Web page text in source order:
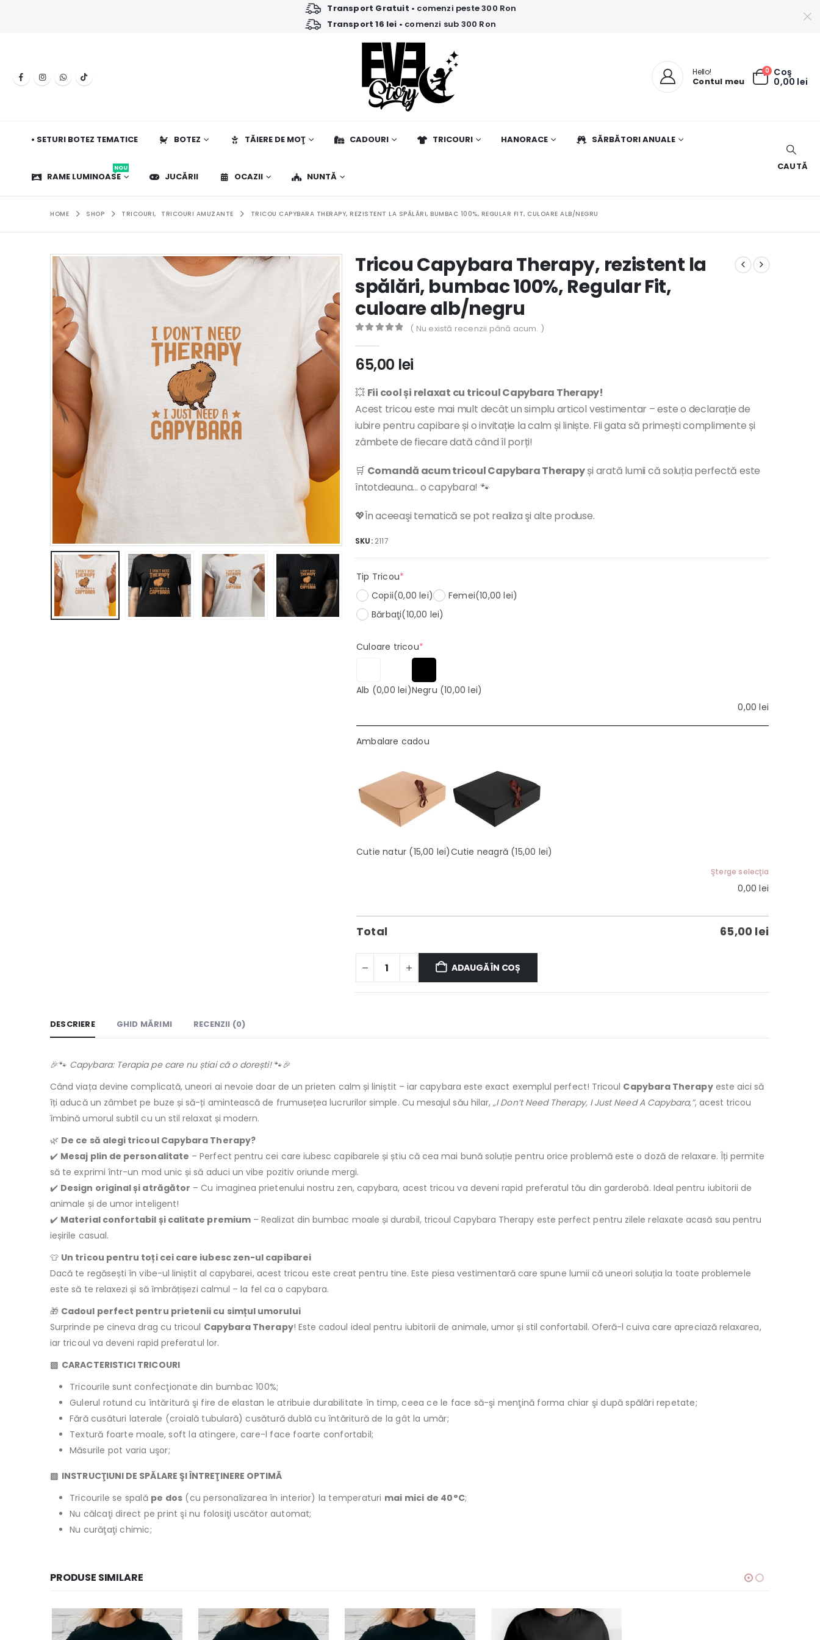
Transport Gratuit • comenzi peste 300 Ron
Transport 16 lei • comenzi sub 300 Ron
Hello!
Contul meu
0 Coş
0,00 lei
• SETURI BOTEZ TEMATICE BOTEZ TĂIERE DE MOŢ CADOURI TRICOURI HANORACE SĂRBĂTORI ANUALE
RAME LUMINOASE
NOU
JUCĂRII OCAZII NUNTĂ
CAUTĂ
HOME SHOP TRICOURI, TRICOURI AMUZANTE TRICOU CAPYBARA THERAPY, REZISTENT LA SPĂLĂRI, BUMBAC 100%, REGULAR FIT, CULOARE ALB/NEGRU
Tricou Capybara Therapy, rezistent la
spălări, bumbac 100%, Regular Fit,
culoare alb/negru
( Nu există recenzii până acum. )
65,00 lei
💥 Fii cool și relaxat cu tricoul Capybara Therapy!
Acest tricou este mai mult decât un simplu articol vestimentar – este o declarație de
iubire pentru capibare și o invitație la calm și liniște. Fii gata să primești complimente și
zâmbete de fiecare dată când îl porți!
🛒 Comandă acum tricoul Capybara Therapyși arată lumii că soluția perfectă este
întotdeauna… o capybara! 🐾
💖În aceeaşi tematică se pot realiza şi alte produse.
SKU: 2117
Tip Tricou*
Copii(0,00 lei) Femei(10,00 lei)
Bărbaţi(10,00 lei)
Culoare tricou*(required)
Alb (0,00 lei)Negru (10,00 lei)
0,00lei
Ambalare cadou
Cutie natur (15,00 lei)Cutie neagră (15,00 lei)
Şterge selecţia
0,00lei
Total 65,00 lei
ADAUGĂ ÎN COȘ
DESCRIERE GHID MĂRIMI RECENZII (0)
🎉🐾 Capybara: Terapia pe care nu știai că o dorești!🐾🎉
Când viața devine complicată, uneori ai nevoie doar de un prieten calm și liniștit – iar capybara este exact exemplul perfect! Tricoul Capybara Therapyeste aici să
îți aducă un zâmbet pe buze și să-ți amintească de frumusețea lucrurilor simple. Cu mesajul său hilar,„I Don’t Need Therapy, I Just Need A Capybara,”, acest tricou
îmbină umorul subtil cu un stil relaxat și modern.
🌿 De ce să alegi tricoul Capybara Therapy?
✔️ Mesaj plin de personalitate – Perfect pentru cei care iubesc capibarele și știu că cea mai bună soluție pentru orice problemă este o doză de relaxare. Îți permite
să te exprimi într-un mod unic și să aduci un vibe pozitiv oriunde mergi.
✔️ Design original și atrăgător – Cu imaginea prietenului nostru zen, capybara, acest tricou va deveni rapid preferatul tău din garderobă. Ideal pentru iubitorii de
animale și de umor inteligent!
✔️ Material confortabil și calitate premium– Realizat din bumbac moale și durabil, tricoul Capybara Therapy este perfect pentru zilele relaxate acasă sau pentru
ieșirile casual.
👕 Un tricou pentru toți cei care iubesc zen-ul capibarei
Dacă te regăsești în vibe-ul liniștit al capybarei, acest tricou este creat pentru tine. Este piesa vestimentară care spune lumii că uneori soluția la toate problemele
este să te relaxezi și să îmbrățișezi calmul – la fel ca o capybara.
🎁 Cadoul perfect pentru prietenii cu simțul umorului
Surprinde pe cineva drag cu tricoul Capybara Therapy! Este cadoul ideal pentru iubitorii de animale, umor și stil confortabil. Oferă-l cuiva care apreciază relaxarea,
iar tricoul va deveni rapid preferatul lor.
▧ CARACTERISTICI TRICOURI
Tricourile sunt confecţionate din bumbac 100%;
Gulerul rotund cu întăritură şi fire de elastan le atribuie durabilitate în timp, ceea ce le face să-şi menţină forma chiar şi după spălări repetate;
Fără cusături laterale (croială tubulară) cusătură dublă cu întăritură de la gât la umăr;
Textură foarte moale, soft la atingere, care-l face foarte confortabil;
Măsurile pot varia uşor;
▧ INSTRUCŢIUNI DE SPĂLARE ŞI ÎNTREŢINERE OPTIMĂ
Tricourile se spală pe dos (cu personalizarea în interior) la temperaturi mai mici de 40°C;
Nu călcaţi direct pe print şi nu folosiţi uscător automat;
Nu curăţaţi chimic;
PRODUSE SIMILARE